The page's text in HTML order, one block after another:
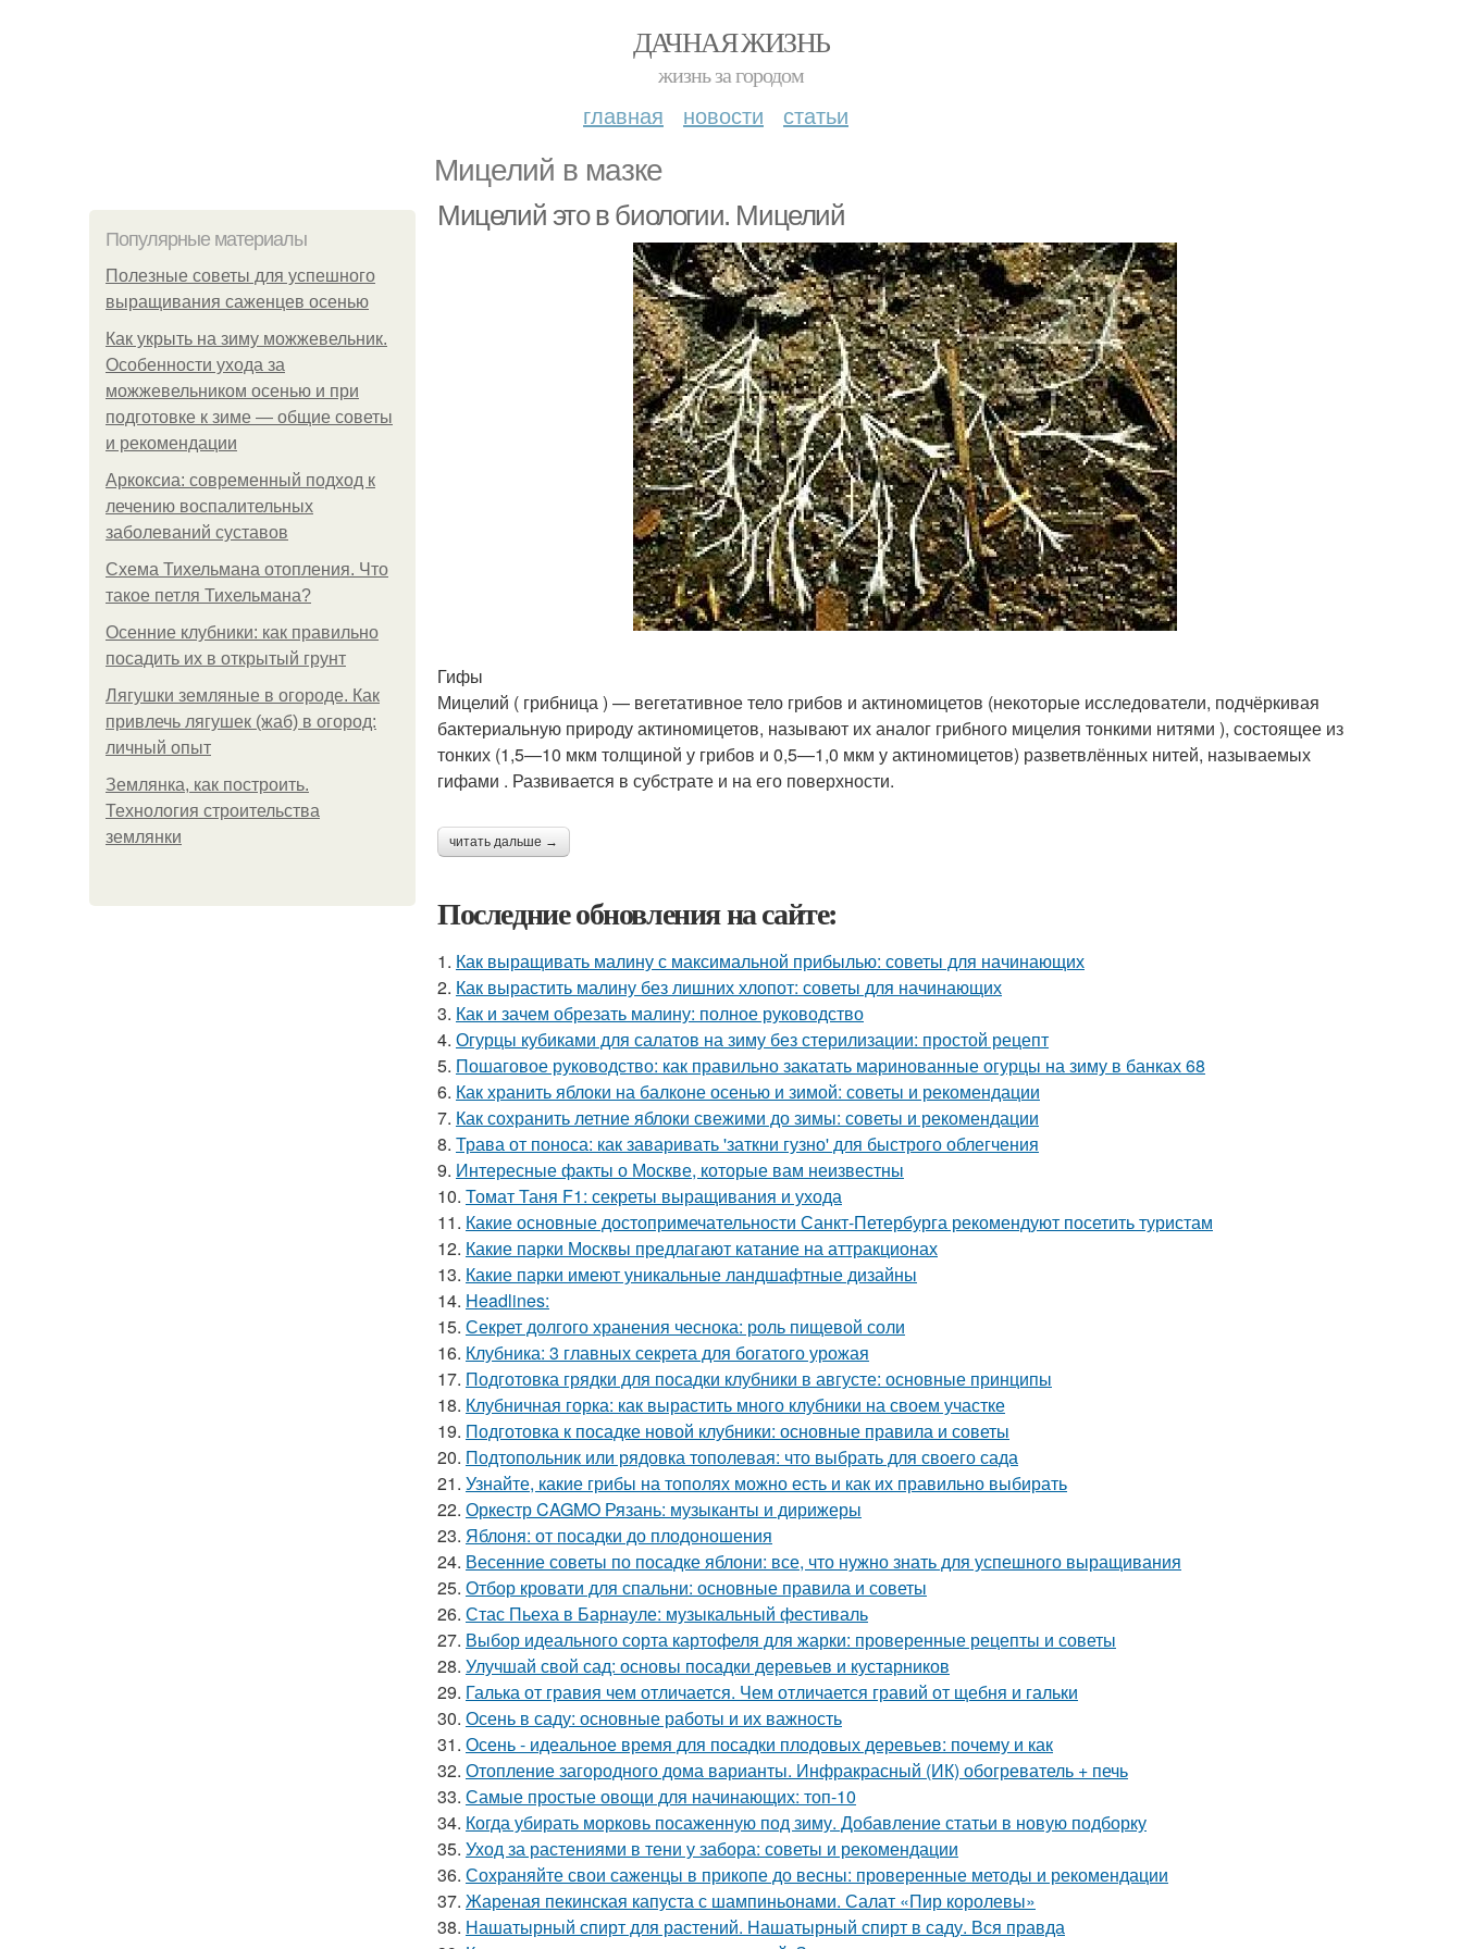
ДАЧНАЯ ЖИЗНЬ
жизнь за городом
главная новости статьи
Мицелий в мазке
Популярные материалы
Полезные советы для успешного
выращивания саженцев осенью
Как укрыть на зиму можжевельник.
Особенности ухода за
можжевельником осенью и при
подготовке к зиме — общие советы
и рекомендации
Аркоксиа: современный подход к
лечению воспалительных
заболеваний суставов
Схема Тихельмана отопления. Что
такое петля Тихельмана?
Осенние клубники: как правильно
посадить их в открытый грунт
Лягушки земляные в огороде. Как
привлечь лягушек (жаб) в огород:
личный опыт
Землянка, как построить.
Технология строительства
землянки
Мицелий это в биологии. Мицелий
Гифы
Мицелий ( грибница ) — вегетативное тело грибов и актиномицетов (некоторые исследователи, подчёркивая
бактериальную природу актиномицетов, называют их аналог грибного мицелия тонкими нитями ), состоящее из
тонких (1,5—10 мкм толщиной у грибов и 0,5—1,0 мкм у актиномицетов) разветвлённых нитей, называемых
гифами . Развивается в субстрате и на его поверхности.
читать дальше →
Последние обновления на сайте:
1. Как выращивать малину с максимальной прибылью: советы для начинающих
2. Как вырастить малину без лишних хлопот: советы для начинающих
3. Как и зачем обрезать малину: полное руководство
4. Огурцы кубиками для салатов на зиму без стерилизации: простой рецепт
5. Пошаговое руководство: как правильно закатать маринованные огурцы на зиму в банках 68
6. Как хранить яблоки на балконе осенью и зимой: советы и рекомендации
7. Как сохранить летние яблоки свежими до зимы: советы и рекомендации
8. Трава от поноса: как заваривать 'заткни гузно' для быстрого облегчения
9. Интересные факты о Москве, которые вам неизвестны
10. Томат Таня F1: секреты выращивания и ухода
11. Какие основные достопримечательности Санкт-Петербурга рекомендуют посетить туристам
12. Какие парки Москвы предлагают катание на аттракционах
13. Какие парки имеют уникальные ландшафтные дизайны
14. Headlines:
15. Секрет долгого хранения чеснока: роль пищевой соли
16. Клубника: 3 главных секрета для богатого урожая
17. Подготовка грядки для посадки клубники в августе: основные принципы
18. Клубничная горка: как вырастить много клубники на своем участке
19. Подготовка к посадке новой клубники: основные правила и советы
20. Подтопольник или рядовка тополевая: что выбрать для своего сада
21. Узнайте, какие грибы на тополях можно есть и как их правильно выбирать
22. Оркестр CAGMO Рязань: музыканты и дирижеры
23. Яблоня: от посадки до плодоношения
24. Весенние советы по посадке яблони: все, что нужно знать для успешного выращивания
25. Отбор кровати для спальни: основные правила и советы
26. Стас Пьеха в Барнауле: музыкальный фестиваль
27. Выбор идеального сорта картофеля для жарки: проверенные рецепты и советы
28. Улучшай свой сад: основы посадки деревьев и кустарников
29. Галька от гравия чем отличается. Чем отличается гравий от щебня и гальки
30. Осень в саду: основные работы и их важность
31. Осень - идеальное время для посадки плодовых деревьев: почему и как
32. Отопление загородного дома варианты. Инфракрасный (ИК) обогреватель + печь
33. Самые простые овощи для начинающих: топ-10
34. Когда убирать морковь посаженную под зиму. Добавление статьи в новую подборку
35. Уход за растениями в тени у забора: советы и рекомендации
36. Сохраняйте свои саженцы в прикопе до весны: проверенные методы и рекомендации
37. Жареная пекинская капуста с шампиньонами. Салат «Пир королевы»
38. Нашатырный спирт для растений. Нашатырный спирт в саду. Вся правда